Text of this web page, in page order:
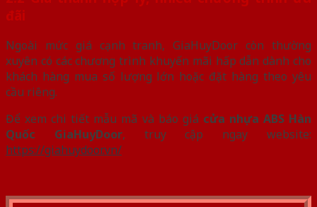
đãi
Ngoài mức giá cạnh tranh, GiaHuyDoor còn thường
xuyên có các chương trình khuyến mãi hấp dẫn dành cho
khách hàng mua số lượng lớn hoặc đặt hàng theo yêu
cầu riêng.
Để xem chi tiết mẫu mã và báo giá cửa nhựa ABS Hàn
Quốc GiaHuyDoor, truy cập ngay website:
https://giahuydoor.vn/